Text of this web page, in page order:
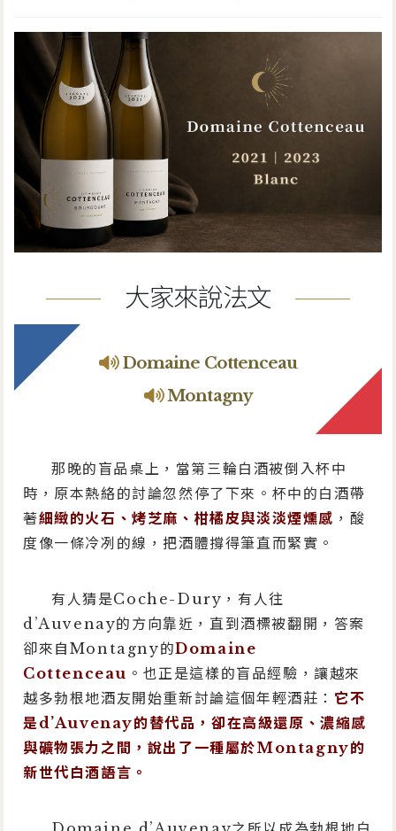
大家來說法文
Domaine Cottenceau
Montagny
那晚的盲品桌上，當第三輪白酒被倒入杯中
時，原本熱絡的討論忽然停了下來。杯中的白酒帶
著細緻的火石、烤芝麻、柑橘皮與淡淡煙燻感 ，酸
度像一條冷冽的線，把酒體撐得筆直而緊實。
有人猜是Coche-Dury，有人往
d’Auvenay的方向靠近，直到酒標被翻開，答案
卻來自Montagny的Domaine
Cottenceau 。也正是這樣的盲品經驗，讓越來
越多勃根地酒友開始重新討論這個年輕酒莊： 它不
是d’Auvenay的替代品，卻在高級還原、濃縮感
與礦物張力之間，說出了一種屬於Montagny的
新世代白酒語言。